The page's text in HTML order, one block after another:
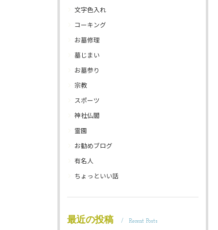
文字色入れ
コーキング
お墓修理
墓じまい
お墓参り
宗教
スポーツ
神社仏閣
霊園
お勧めブログ
有名人
ちょっといい話
最近の投稿 Recent Posts